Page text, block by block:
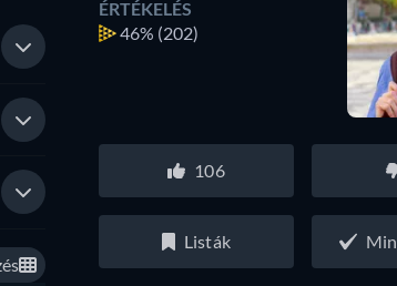
ÉRTÉKELÉS
46% (202)
106
Listák